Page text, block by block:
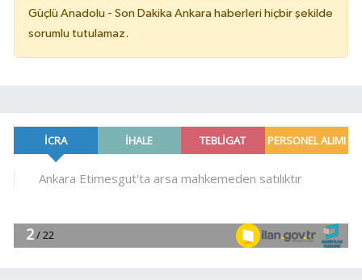
Güçlü Anadolu - Son Dakika Ankara haberleri hiçbir şekilde
sorumlu tutulamaz.